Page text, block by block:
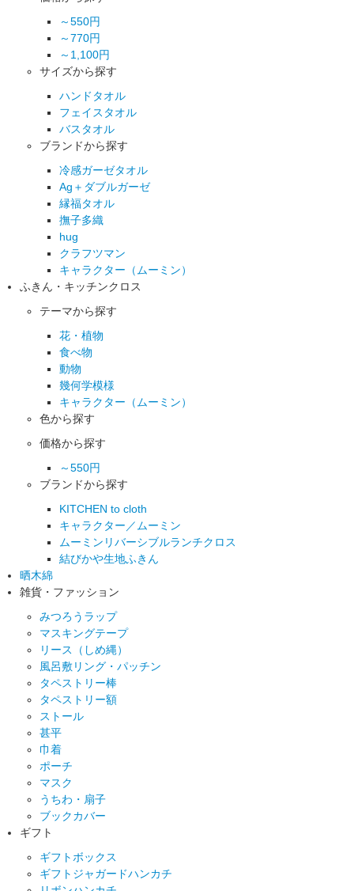
～550円
～770円
～1,100円
サイズから探す
ハンドタオル
フェイスタオル
バスタオル
ブランドから探す
冷感ガーゼタオル
Ag＋ダブルガーゼ
縁福タオル
撫子多織
hug
クラフツマン
キャラクター（ムーミン）
ふきん・キッチンクロス
テーマから探す
花・植物
食べ物
動物
幾何学模様
キャラクター（ムーミン）
色から探す
価格から探す
～550円
ブランドから探す
KITCHEN to cloth
キャラクター／ムーミン
ムーミンリバーシブルランチクロス
結びかや生地ふきん
晒木綿
雑貨・ファッション
みつろうラップ
マスキングテープ
リース（しめ縄）
風呂敷リング・パッチン
タペストリー棒
タペストリー額
ストール
甚平
巾着
ポーチ
マスク
うちわ・扇子
ブックカバー
ギフト
ギフトボックス
ギフトジャガードハンカチ